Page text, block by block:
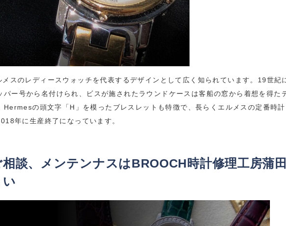
スのレディースウォッチを代表するデザインとして広く知られています。19世紀
パー号から名付けられ、ビスが施されたラウンドケースは客船の窓から着想を得た
Hermesの頭文字「H」を模ったブレスレットも特徴で、長らくエルメスの定番時計
年に生産終了になっています。
談、メンテンナスはBROOCH 時計修理工房蒲田
い